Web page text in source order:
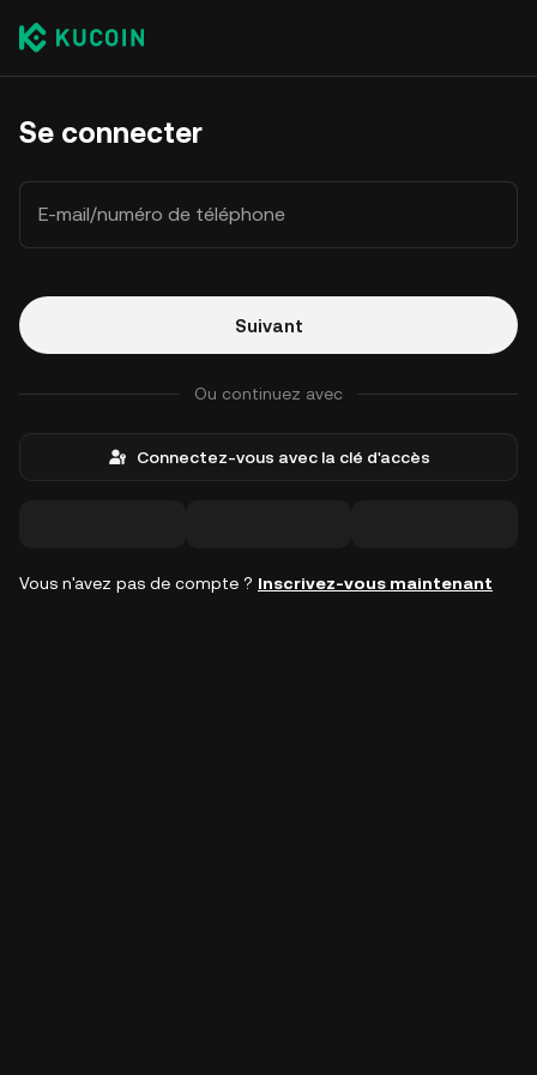
Se connecter
E-mail/numéro de téléphone
Suivant
Ou continuez avec
Connectez-vous avec la clé d'accès
Vous n'avez pas de compte ? Inscrivez-vous maintenant